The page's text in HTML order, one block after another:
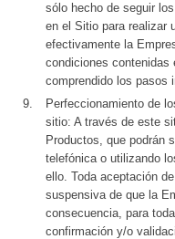
sólo hecho de seguir
en el Sitio para realizar
efectivamente la
condiciones contenidas
comprendido los pasos
Perfeccionamiento de
sitio: A través de este
Productos, que podrán
telefónica o utilizando
ello. Toda aceptación
suspensiva de que la
consecuencia, para
confirmación y/o